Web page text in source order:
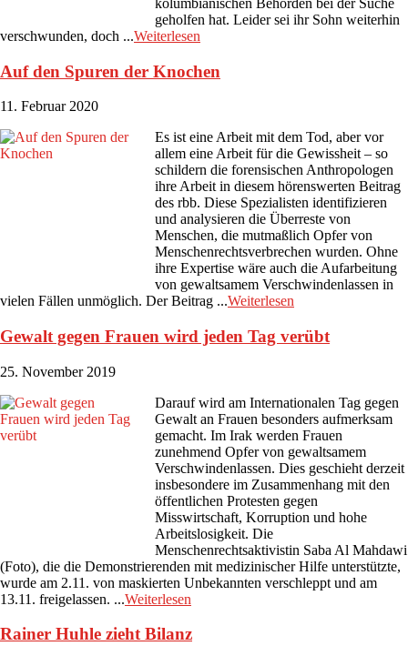
geholfen hat. Leider sei ihr Sohn weiterhin
verschwunden, doch ...Weiterlesen
Auf den Spuren der Knochen
11. Februar 2020
Es ist eine Arbeit mit dem Tod, aber vor
allem eine Arbeit für die Gewissheit – so
schildern die forensischen Anthropologen
ihre Arbeit in diesem hörenswerten Beitrag
des rbb. Diese Spezialisten identifizieren
und analysieren die Überreste von
Menschen, die mutmaßlich Opfer von
Menschenrechtsverbrechen wurden. Ohne
ihre Expertise wäre auch die Aufarbeitung
von gewaltsamem Verschwindenlassen in
vielen Fällen unmöglich. Der Beitrag ...Weiterlesen
Gewalt gegen Frauen wird jeden Tag verübt
25. November 2019
Darauf wird am Internationalen Tag gegen
Gewalt an Frauen besonders aufmerksam
gemacht. Im Irak werden Frauen
zunehmend Opfer von gewaltsamem
Verschwindenlassen. Dies geschieht derzeit
insbesondere im Zusammenhang mit den
öffentlichen Protesten gegen
Misswirtschaft, Korruption und hohe
Arbeitslosigkeit. Die
Menschenrechtsaktivistin Saba Al Mahdawi
(Foto), die die Demonstrierenden mit medizinischer Hilfe unterstützte,
wurde am 2.11. von maskierten Unbekannten verschleppt und am
13.11. freigelassen. ...Weiterlesen
Rainer Huhle zieht Bilanz